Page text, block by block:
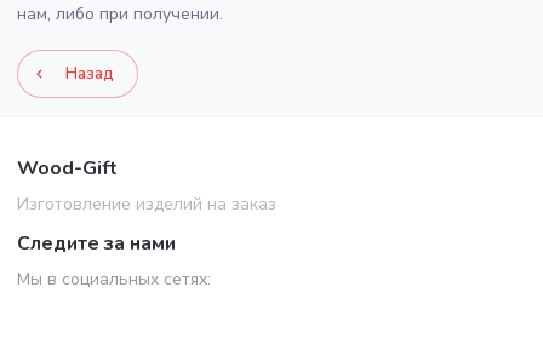
нам, либо при получении.
Назад
Wood-Gift
Изготовление изделий на заказ
Следите за нами
Мы в социальных сетях: